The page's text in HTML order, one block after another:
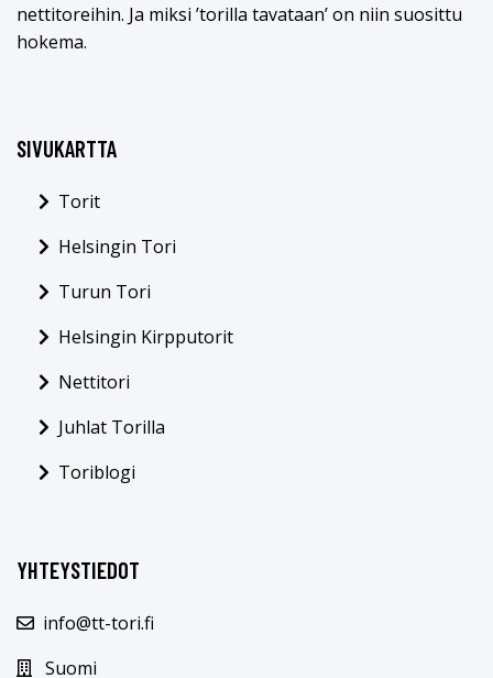
nettitoreihin. Ja miksi ’torilla tavataan’ on niin suosittu
hokema.
SIVUKARTTA
Torit
Helsingin Tori
Turun Tori
Helsingin Kirpputorit
Nettitori
Juhlat Torilla
Toriblogi
YHTEYSTIEDOT
info@tt-tori.fi
Suomi